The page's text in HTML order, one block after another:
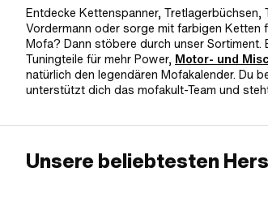
Entdecke Kettenspanner,
Vordermann oder sorge mit farbigen Ketten
Mofa? Dann stöbere durch unser
Tuningteile für mehr Power, Motor- und
natürlich den legendären Mofakalender. Du
unterstützt dich das mofakult-Team und
Unsere beliebtesten